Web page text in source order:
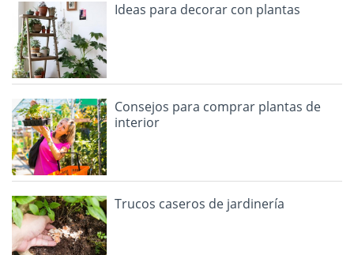
Ideas para decorar con plantas
Consejos para comprar plantas de
interior
Trucos caseros de jardinería